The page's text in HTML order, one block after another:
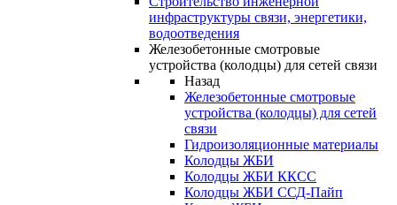
инфраструктуры связи, энергетики,
водоотведения
Железобетонные смотровые
устройства (колодцы) для сетей связи
Назад
Железобетонные смотровые
устройства (колодцы) для сетей
связи
Гидроизоляционные материалы
Колодцы ЖБИ
Колодцы ЖБИ ККСС
Колодцы ЖБИ ССД-Пайп